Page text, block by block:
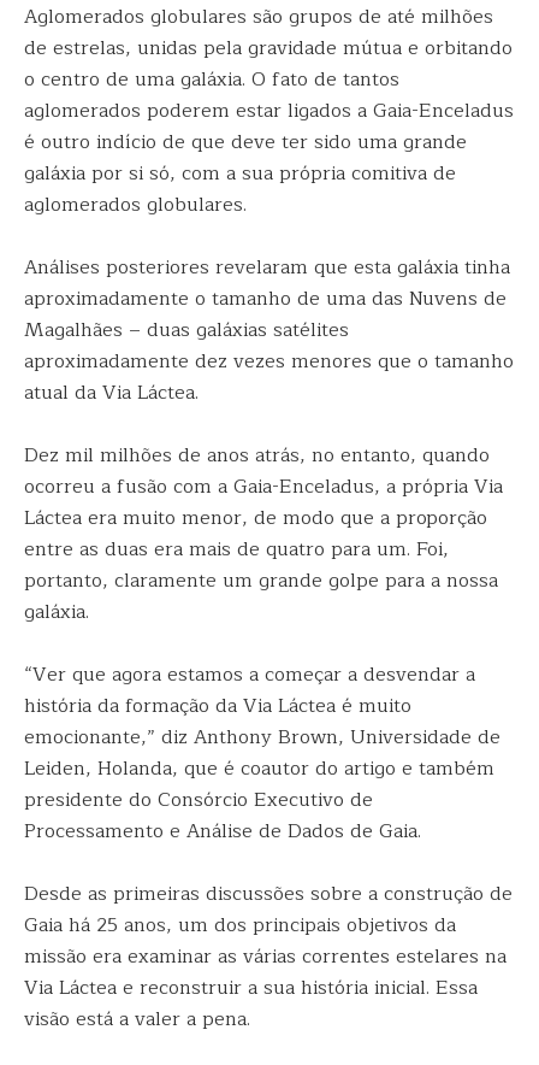
Aglomerados globulares são grupos de até milhões
de estrelas, unidas pela gravidade mútua e orbitando
o centro de uma galáxia. O fato de tantos
aglomerados poderem estar ligados a Gaia-Enceladus
é outro indício de que deve ter sido uma grande
galáxia por si só, com a sua própria comitiva de
aglomerados globulares.
Análises posteriores revelaram que esta galáxia tinha
aproximadamente o tamanho de uma das Nuvens de
Magalhães – duas galáxias satélites
aproximadamente dez vezes menores que o tamanho
atual da Via Láctea.
Dez mil milhões de anos atrás, no entanto, quando
ocorreu a fusão com a Gaia-Enceladus, a própria Via
Láctea era muito menor, de modo que a proporção
entre as duas era mais de quatro para um. Foi,
portanto, claramente um grande golpe para a nossa
galáxia.
“Ver que agora estamos a começar a desvendar a
história da formação da Via Láctea é muito
emocionante,” diz Anthony Brown, Universidade de
Leiden, Holanda, que é coautor do artigo e também
presidente do Consórcio Executivo de
Processamento e Análise de Dados de Gaia.
Desde as primeiras discussões sobre a construção de
Gaia há 25 anos, um dos principais objetivos da
missão era examinar as várias correntes estelares na
Via Láctea e reconstruir a sua história inicial. Essa
visão está a valer a pena.